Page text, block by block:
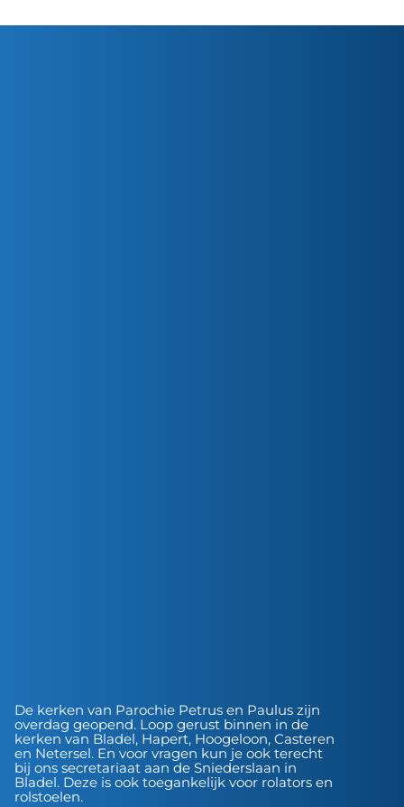
De kerken van Parochie Petrus en Paulus zijn
overdag geopend. Loop gerust binnen in de
kerken van Bladel, Hapert, Hoogeloon, Casteren
en Netersel. En voor vragen kun je ook terecht
bij ons secretariaat aan de Sniederslaan in
Bladel. Deze is ook toegankelijk voor rolators en
rolstoelen.